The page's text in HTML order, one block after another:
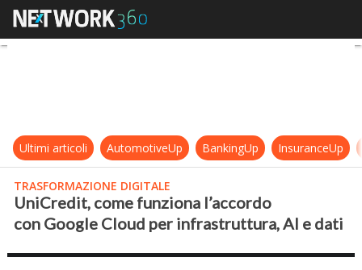
UniCredit, come funziona
Ultimi articoli AutomotiveUp BankingUp InsuranceUp
TRASFORMAZIONE DIGITALE
UniCredit, come funziona l’accordo
con Google Cloud per infrastruttura, AI e dati